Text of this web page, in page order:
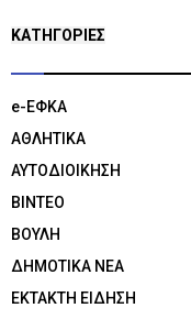
KΑΤΗΓΟΡΊΕΣ
e-ΕΦΚΑ
ΑΘΛΗΤΙΚΑ
ΑΥΤΟΔΙΟΙΚΗΣΗ
ΒΙΝΤΕΟ
ΒΟΥΛΗ
ΔΗΜΟΤΙΚΑ ΝΕΑ
ΕΚΤΑΚΤΗ ΕΙΔΗΣΗ